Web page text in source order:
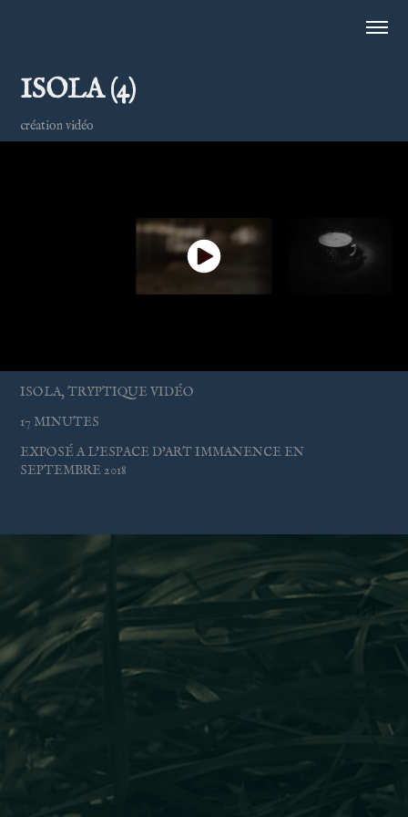
ISOLA (4)
création vidéo
ISOLA, TRYPTIQUE VIDÉO
17MINUTES
EXPOSÉ A L'ESPACE D'ART IMMANENCE EN
SEPTEMBRE 2018
CHAMPS (3)